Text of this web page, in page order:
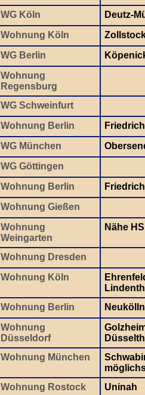
WG Köln
Deutz-
Wohnung Köln
WG Berlin
Wohnung
Regensburg
WG Schweinfurt
Wohnung Berlin
WG München
WG Göttingen
Wohnung Berlin
Wohnung Gießen
Wohnung
Weingarten
Nähe HS
Wohnung Dresden
Wohnung Köln
Wohnung Berlin
Neukölln
Wohnung
Düsseldorf
Wohnung München
Wohnung Rostock
Uninah